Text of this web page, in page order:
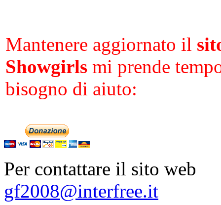
Mantenere aggiornato il
Showgirls mi prende
bisogno di aiuto:
Per contattare il sito web
gf2008@interfree.it